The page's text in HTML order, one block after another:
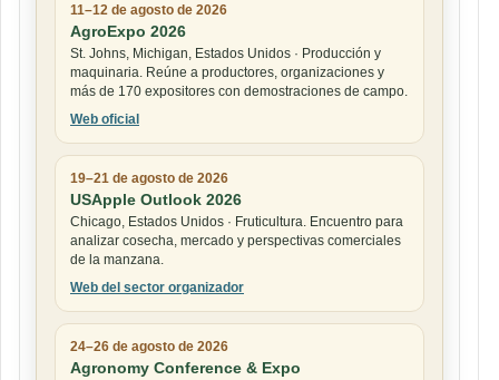
11–12 de agosto de 2026
AgroExpo 2026
St. Johns, Michigan, Estados Unidos · Producción y
maquinaria. Reúne a productores, organizaciones y
más de 170 expositores con demostraciones de campo.
Web oficial
19–21 de agosto de 2026
USApple Outlook 2026
Chicago, Estados Unidos · Fruticultura. Encuentro para
analizar cosecha, mercado y perspectivas comerciales
de la manzana.
Web del sector organizador
24–26 de agosto de 2026
Agronomy Conference & Expo